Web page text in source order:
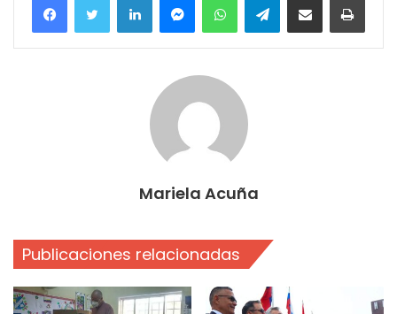
Mariela Acuña
Publicaciones relacionadas